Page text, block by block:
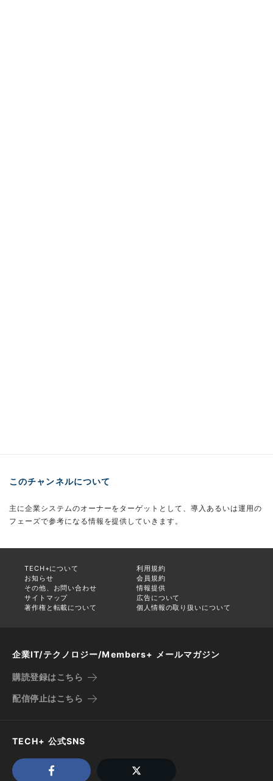
このチャンネルについて
主に企業システムのオーナーをターゲットとして、導入あるいは運用の
フェーズで参考になる情報を提供していきます。
TECH+について
利用規約
お知らせ
会員規約
その他、お問い合わせ
情報提供
サイトマップ
広告について
著作権と転載について
個人情報の取り扱いについて
企業IT/テクノロジー/Members+ メールマガジン
購読登録はこちら
配信停止はこちら
TECH+ 公式SNS